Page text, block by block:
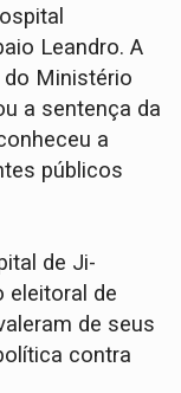
Leandro. A
Ministério
a sentença da
a
públicos
de Ji-
eleitoral de
de seus
contra